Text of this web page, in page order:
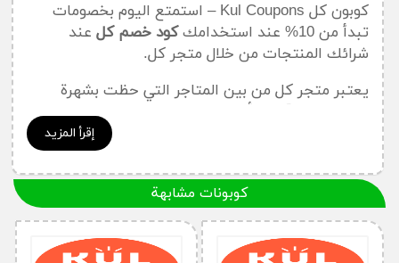
إقرأ المزيد
كوبون كل Kul Coupons – استمتع اليوم بخصومات
تبدأ من 10% عند استخدامك
كود خصم كل عند
شرائك المنتجات من خلال متجر كل.
يعتبر متجر كل من بين المتاجر التي حظت بشهرة
كبيرة خلال الآونة الأخيرة، فهو متجر شامل يمكنكم من
خلال الحصول على الأزياء، الإكسسوارات، والإلكترونيات
وغيرها من المنتجات التي لا غنى عنها من قبل الأسرة
كلها.
يمكن الحصول على المنتجات بأسعار مخفضة والحصول
على خصومات باستخدام
كود خصم كلأو كوبون خصم
كلأو قسيمة تخفيض كل أو قسيمة شراء كل .
كوبونات مشابهة